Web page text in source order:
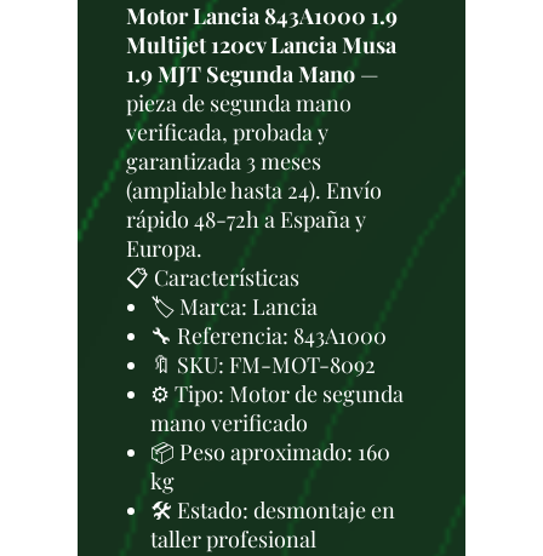
Motor Lancia 843A1000 1.9
Multijet 120cv Lancia Musa
1.9 MJT Segunda Mano—
pieza de segunda mano
verificada, probada y
garantizada 3 meses
(ampliable hasta 24). Envío
rápido 48-72h a España y
Europa.
📋 Características
🏷️ Marca: Lancia
🔧 Referencia: 843A1000
🔖 SKU: FM-MOT-8092
⚙️ Tipo: Motor de segunda
mano verificado
📦 Peso aproximado: 160
kg
🛠 Estado: desmontaje en
taller profesional